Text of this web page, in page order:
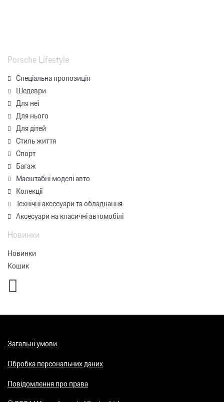
Porsche Lifestyle
Спеціальна пропозиція
Шедеври
Для неї
Для нього
Для дітей
Стиль життя
Спорт
Багаж
Масштабні моделі авто
Колекції
Технічні аксесуари та обладнання
Аксесуари на класичні автомобілі
Новинки
Новинки
Кошик
Загальні умови
Обробка персональних даних
Повідомлення про права